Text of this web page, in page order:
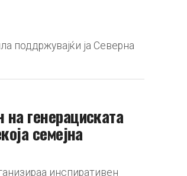
поддржувајќи ја Северна
генерациската
семејна
инспиративен